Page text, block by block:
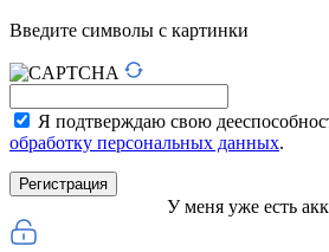
Введите символы с картинки
Я подтверждаю свою
обработку персональных данных.
У меня уже есть